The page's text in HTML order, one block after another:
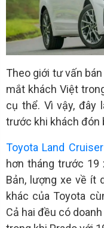
Theo giới tư vấn
mắt khách Việt
cụ thể. Vì vậy, đây
trước khi khách đón
Toyota Land Cruiser
hơn tháng trước 19
Bản, lượng xe về ít
khác của Toyota
Cả hai đều có